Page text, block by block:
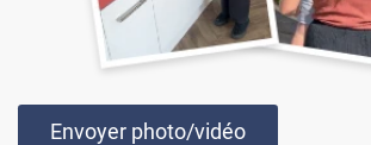
Envoyer photo/vidéo